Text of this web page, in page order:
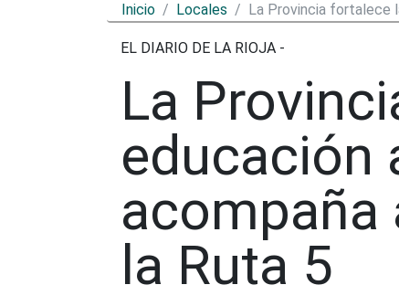
Inicio Locales La Provincia fortalece
EL DIARIO DE LA RIOJA -
La
educación
acompaña
la Ruta 5